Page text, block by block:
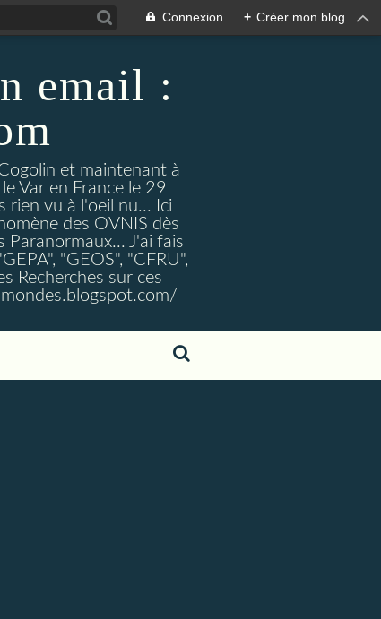
Connexion + Créer mon blog
email :
et maintenant à
Var en France le 29
rien vu à l'oeil nu... Ici
des OVNIS dès
Paranormaux... J'ai fais
"GEOS", "CFRU",
Recherches sur ces